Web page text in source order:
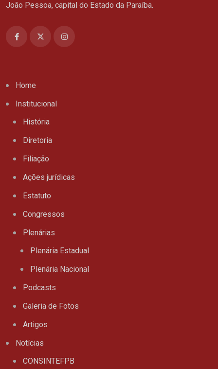
João Pessoa, capital do Estado da Paraíba.
Home
Institucional
História
Diretoria
Filiação
Ações jurídicas
Estatuto
Congressos
Plenárias
Plenária Estadual
Plenária Nacional
Podcasts
Galeria de Fotos
Artigos
Notícias
CONSINTEFPB